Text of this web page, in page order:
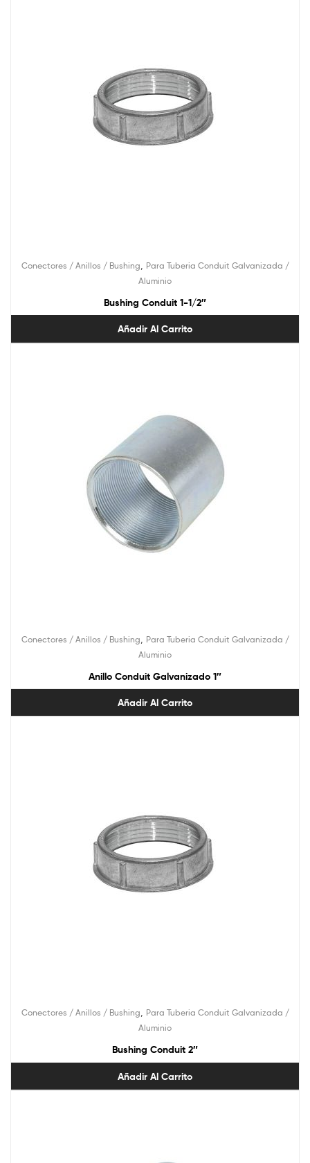
Conectores / Anillos / Bushing
Para Tuberia Conduit Galvanizada /
Aluminio
Bushing Conduit 1-1/2″
Añadir Al Carrito
Conectores / Anillos / Bushing
Para Tuberia Conduit Galvanizada /
Aluminio
Anillo Conduit Galvanizado 1″
Añadir Al Carrito
Conectores / Anillos / Bushing, Para Tuberia Conduit Galvanizada /
Aluminio
Bushing Conduit 2″
Añadir Al Carrito